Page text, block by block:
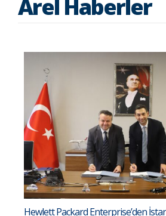
Arel Haberler
Hewlett Packard Enterprise’den